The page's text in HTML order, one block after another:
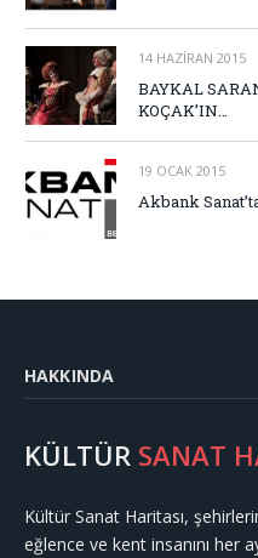
14 HAZIRAN 2015
BAYKAL
KOÇAK’IN…
19 OCAK 2015
Akbank
HAKKINDA
KÜLTÜR SANAT
Kültür Sanat Haritası,
eğlence ve kent insanını her